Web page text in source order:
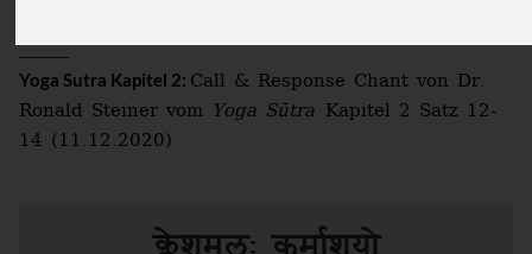
Yoga Sutra Kapitel 2: Call & Response Chant von Dr.
Ronald Steiner vom Yoga Sūtra Kapitel 2 Satz 12-
14 (11.12.2020)